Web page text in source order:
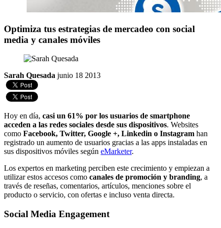
Optimiza tus estrategias de mercadeo con social
media y canales móviles
Sarah Quesada junio 18 2013
Hoy en día, casi un 61% por los usuarios de smartphone
acceden a las redes sociales desde sus dispositivos. Websites
como Facebook, Twitter, Google +, Linkedin o Instagram han
registrado un aumento de usuarios gracias a las apps instaladas en
sus dispositivos móviles según eMarketer.
Los expertos en marketing perciben este crecimiento y empiezan a
utilizar estos accesos como canales de promoción y branding, a
través de reseñas, comentarios, artículos, menciones sobre el
producto o servicio, con ofertas e incluso venta directa.
Social Media Engagement